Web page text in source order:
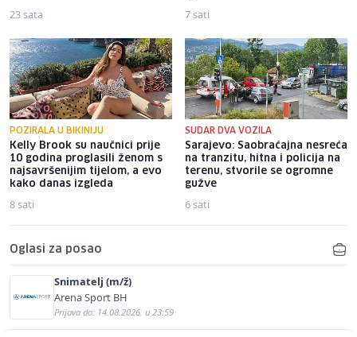
23 sata 7 sati
POZIRALA U BIKINIJU
Kelly Brook su naučnici prije
10 godina proglasili ženom s
najsavršenijim tijelom, a evo
kako danas izgleda
8 sati
SUDAR DVA VOZILA
Sarajevo: Saobraćajna nesreća
na tranzitu, hitna i policija na
terenu, stvorile se ogromne
gužve
6 sati
Oglasi za posao
Snimatelj (m/ž)
Arena Sport BH
Prijava do: 14.08.2026. u 23:59